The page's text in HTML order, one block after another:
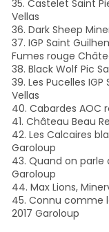
35. Castelet Saint
Vellas
36. Dark Sheep
37. IGP Saint
Fumes rouge
38. Black Wolf Pic
39. Les Pucelles
Vellas
40. Cabardes AOC
41. Château Beau
42. Les Calcaires
Garoloup
43. Quand on parle
Garoloup
44. Max Lions,
45. Connu comme
2017 Garoloup